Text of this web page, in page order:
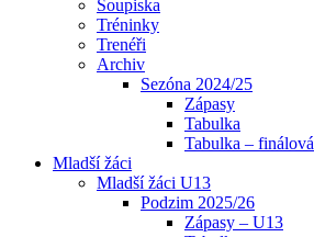
Soupiska
Tréninky
Trenéři
Archiv
Sezóna 2024/25
Zápasy
Tabulka
Tabulka – finálová
Mladší žáci
Mladší žáci U13
Podzim 2025/26
Zápasy – U13